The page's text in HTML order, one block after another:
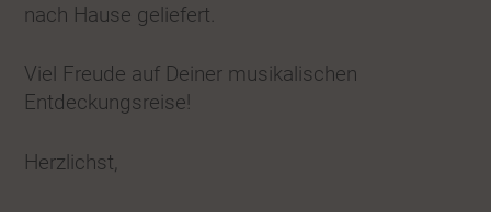
nach Hause geliefert.
Viel Freude auf Deiner musikalischen
Entdeckungsreise!
Herzlichst,